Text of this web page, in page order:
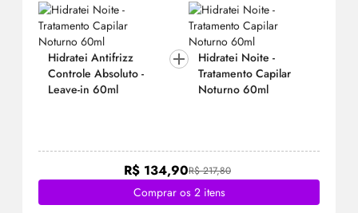
Hidratei Antifrizz
Controle Absoluto -
Leave-in 60ml
Hidratei Noite -
Tratamento Capilar
Noturno 60ml
R$ 217,80
R$ 134,90
Comprar os 2 itens